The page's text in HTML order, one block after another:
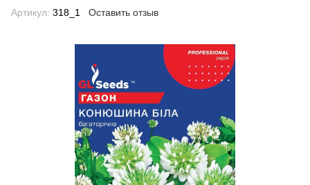
Артикул: 318_1 Оставить отзыв